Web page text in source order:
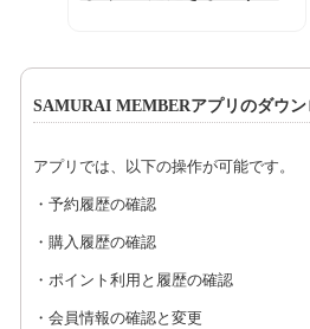
SAMURAI MEMBERアプリのダウ
アプリでは、以下の操作が可能です。
・予約履歴の確認
・購入履歴の確認
・ポイント利用と履歴の確認
・会員情報の確認と変更